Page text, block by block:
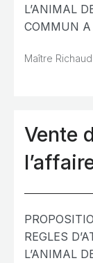
L’ANIMAL
COMMUN A
Maître Richaud
Vente
REGLES
L’ANIMAL